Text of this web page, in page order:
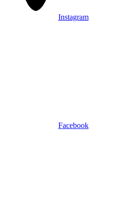
Instagram
Facebook